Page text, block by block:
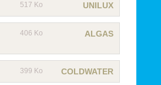
517 Ko UNILUX
406 Ko ALGAS
399 Ko COLDWATER